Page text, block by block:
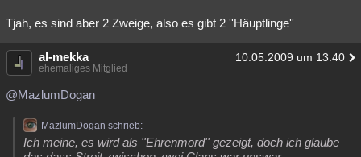
Tjah, es sind aber 2 Zweige, also es gibt 2 ''Häuptlinge''
al-mekka 10.05.2009 um 13:40
ehemaliges Mitglied
@MazlumDogan
MazlumDogan schrieb:
Ich meine, es wird als ''Ehrenmord'' gezeigt, doch ich glaube